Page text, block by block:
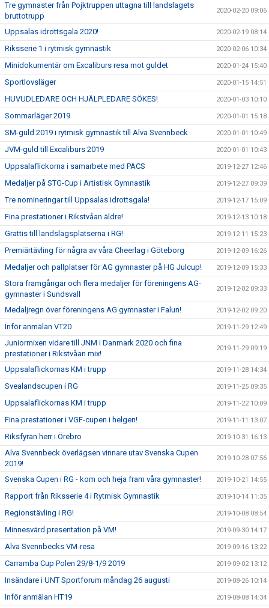
Tre gymnaster från Pojktruppen uttagna till landslagets
bruttotrupp
2020-02-20 09:06
Uppsalas idrottsgala 2020! 2020-02-19 08:14
Riksserie 1 i rytmisk gymnastik 2020-02-06 10:34
Minidokumentär om Excaliburs resa mot guldet 2020-01-24 15:40
Sportlovsläger 2020-01-15 14:51
HUVUDLEDARE OCH HJÄLPLEDARE SÖKES! 2020-01-03 10:10
Sommarläger 2019 2020-01-01 15:18
SM-guld 2019 i rytmisk gymnastik till Alva Svennbeck 2020-01-01 10:49
JVM-guld till Excaliburs 2019 2020-01-01 10:43
Uppsalaflickorna i samarbete med PACS 2019-12-27 12:46
Medaljer på STG-Cup i Artistisk Gymnastik 2019-12-27 09:39
Tre nomineringar till Uppsalas idrottsgala! 2019-12-17 15:09
Fina prestationer i Rikstvåan äldre! 2019-12-13 10:18
Grattis till landslagsplatserna i RG! 2019-12-11 15:23
Premiärtävling för några av våra Cheerlag i Göteborg 2019-12-09 16:26
Medaljer och pallplatser för AG gymnaster på HG Julcup! 2019-12-09 15:33
Stora framgångar och flera medaljer för föreningens AG-
gymnaster i Sundsvall
2019-12-02 09:33
Medaljregn över föreningens AG gymnaster i Falun! 2019-12-02 09:20
Inför anmälan VT20 2019-11-29 12:49
Juniormixen vidare till JNM i Danmark 2020 och fina
prestationer i Rikstvåan mix!
2019-11-29 09:19
Uppsalaflickornas KM i trupp 2019-11-28 14:34
Svealandscupen i RG 2019-11-25 09:35
Uppsalaflickornas KM i trupp 2019-11-22 10:09
Fina prestationer i VGF-cupen i helgen! 2019-11-11 13:07
Riksfyran herr i Örebro 2019-10-31 16:13
Alva Svennbeck överlägsen vinnare utav Svenska Cupen
2019!
2019-10-28 07:56
Svenska Cupen i RG - kom och heja fram våra gymnaster! 2019-10-21 14:55
Rapport från Riksserie 4 i Rytmisk Gymnastik 2019-10-14 11:35
Regionstävling i RG! 2019-10-08 08:54
Minnesvärd presentation på VM! 2019-09-30 14:17
Alva Svennbecks VM-resa 2019-09-16 13:22
Carramba Cup Polen 29/8-1/9 2019 2019-09-02 13:12
Insändare i UNT Sportforum måndag 26 augusti 2019-08-26 10:14
Inför anmälan HT19 2019-08-08 14:34